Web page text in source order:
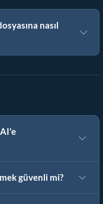
nasıl
güvenli mi?